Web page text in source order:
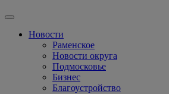
Новости
Раменское
Новости округа
Подмосковье
Бизнес
Благоустройство